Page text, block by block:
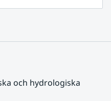
och hydrologiska